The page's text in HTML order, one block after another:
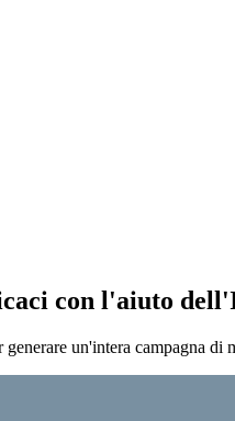
con l'aiuto
un'intera campagna